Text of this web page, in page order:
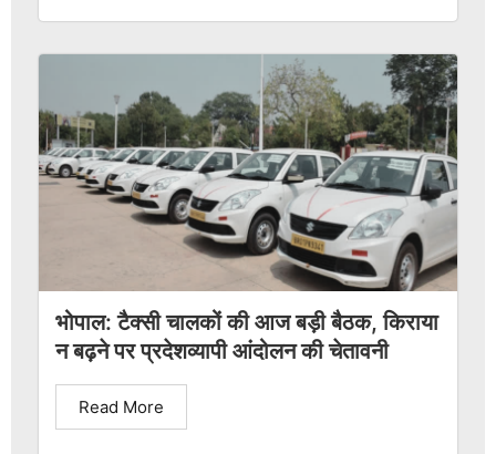
भोपाल: टैक्सी चालकों की आज बड़ी बैठक, किराया
न बढ़ने पर प्रदेशव्यापी आंदोलन की चेतावनी
Read More